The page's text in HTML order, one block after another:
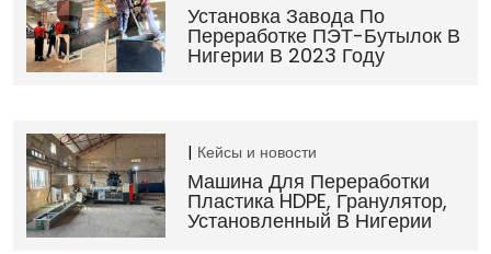
Установка Завода По
Переработке ПЭТ-Бутылок В
Нигерии В 2023 Году
Кейсы и новости
Машина Для Переработки
Пластика HDPE, Гранулятор,
Установленный В Нигерии